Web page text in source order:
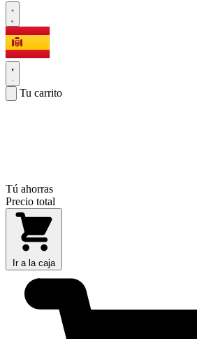
Tu carrito
Tú ahorras
Precio total
Ir a la caja